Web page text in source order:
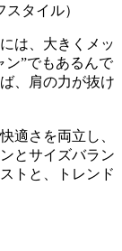
タイル）
は、大きくメッ
ン”でもあるんで
、肩の力が抜け
適さを両立し、
とサイズバラン
トと、トレンド